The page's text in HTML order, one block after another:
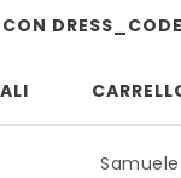
DRESS_CODE
Samuele